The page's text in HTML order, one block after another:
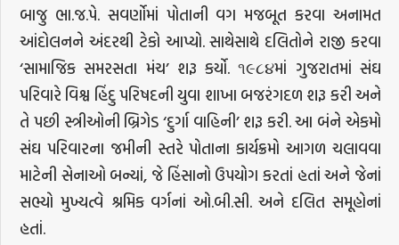
બાજુ ભા.જ.પે. સવર્ણોમાં પોતાની વગ મજબૂત કરવા અનામત
આંદોલનને અંદરથી ટેકો આપ્યો. સાથેસાથે દલિતોને રાજી કરવા
‘સામાજિક સમરસતા મંચ’ શરૂ કર્યો. ૧૯૮૪માં ગુજરાતમાં સંઘ
પરિવારે વિશ્વ હિંદુ પરિષદની યુવા શાખા બજરંગદળ શરૂ કરી અને
તે પછી સ્ત્રીઓની બ્રિગેડ ‘દુર્ગા વાહિની’ શરૂ કરી. આ બંને એકમો
સંઘ પરિવારના જમીની સ્તરે પોતાના કાર્યક્રમો આગળ ચલાવવા
માટેની સેનાઓ બન્યાં, જે હિંસાનો ઉપયોગ કરતાં હતાં અને જેનાં
સભ્યો મુખ્યત્વે શ્રમિક વર્ગનાં ઓ.બી.સી. અને દલિત સમૂહોનાં
હતાં.